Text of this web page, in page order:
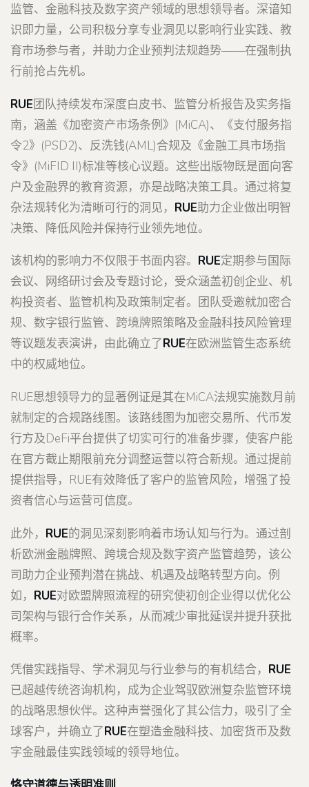
监管、金融科技及数字资产领域的思想领导者。深谙知
识即力量，公司积极分享专业洞见以影响行业实践、教
育市场参与者，并助力企业预判法规趋势——在强制执
行前抢占先机。
RUE团队持续发布深度白皮书、监管分析报告及实务指
南，涵盖《加密资产市场条例》(MiCA)、《支付服务指
令2》(PSD2)、反洗钱(AML)合规及《金融工具市场指
令》(MiFID II)标准等核心议题。这些出版物既是面向客
户及金融界的教育资源，亦是战略决策工具。通过将复
杂法规转化为清晰可行的洞见， RUE助力企业做出明智
决策、降低风险并保持行业领先地位。
该机构的影响力不仅限于书面内容。 RUE定期参与国际
会议、网络研讨会及专题讨论，受众涵盖初创企业、机
构投资者、监管机构及政策制定者。团队受邀就加密合
规、数字银行监管、跨境牌照策略及金融科技风险管理
等议题发表演讲，由此确立了RUE在欧洲监管生态系统
中的权威地位。
RUE思想领导力的显著例证是其在MiCA法规实施数月前
就制定的合规路线图。该路线图为加密交易所、代币发
行方及DeFi平台提供了切实可行的准备步骤，使客户能
在官方截止期限前充分调整运营以符合新规。通过提前
提供指导，RUE有效降低了客户的监管风险，增强了投
资者信心与运营可信度。
此外， RUE的洞见深刻影响着市场认知与行为。通过剖
析欧洲金融牌照、跨境合规及数字资产监管趋势，该公
司助力企业预判潜在挑战、机遇及战略转型方向。例
如， RUE对欧盟牌照流程的研究使初创企业得以优化公
司架构与银行合作关系，从而减少审批延误并提升获批
概率。
凭借实践指导、学术洞见与行业参与的有机结合， RUE
已超越传统咨询机构，成为企业驾驭欧洲复杂监管环境
的战略思想伙伴。这种声誉强化了其公信力，吸引了全
球客户，并确立了RUE在塑造金融科技、加密货币及数
字金融最佳实践领域的领导地位。